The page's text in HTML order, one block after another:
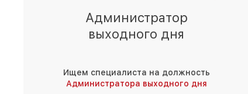
Администратор
выходного дня
Ищем специалиста на должность
Администратора выходного дня